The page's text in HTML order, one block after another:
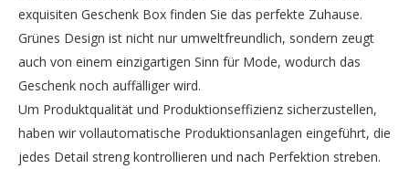
exquisiten Geschenk Box finden Sie das perfekte Zuhause.
Grünes Design ist nicht nur umweltfreundlich, sondern zeugt
auch von einem einzigartigen Sinn für Mode, wodurch das
Geschenk noch auffälliger wird.
Um Produktqualität und Produktionseffizienz sicherzustellen,
haben wir vollautomatische Produktionsanlagen eingeführt, die
jedes Detail streng kontrollieren und nach Perfektion streben.